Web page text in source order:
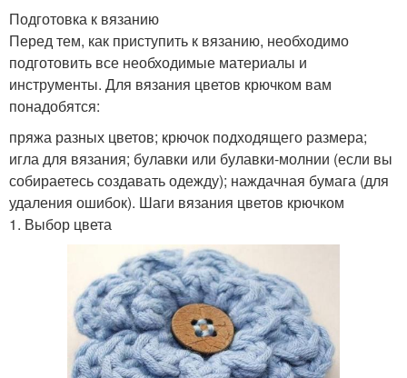
Подготовка к вязанию
Перед тем, как приступить к вязанию, необходимо
подготовить все необходимые материалы и
инструменты. Для вязания цветов крючком вам
понадобятся:
пряжа разных цветов; крючок подходящего размера;
игла для вязания; булавки или булавки-молнии (если вы
собираетесь создавать одежду); наждачная бумага (для
удаления ошибок). Шаги вязания цветов крючком
1. Выбор цвета